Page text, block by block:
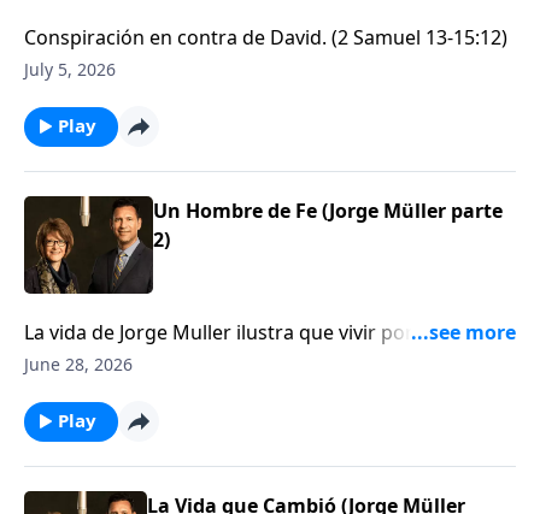
Conspiración en contra de David. (2 Samuel 13-15:12)
July 5, 2026
Play
Un Hombre de Fe (Jorge Müller parte
2)
La vida de Jorge Muller ilustra que vivir por fe tiene
maravillosos resultados
June 28, 2026
Play
La Vida que Cambió (Jorge Müller